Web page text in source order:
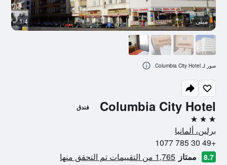
Columbia City Hotel فندق
3 نجوم
برلين، ألمانيا
+49 30 785 1077
8.7 ممتاز 1,765 من التقييمات تم التحقق منها
مبنى 1/4
صور لـ Columbia City Hotel